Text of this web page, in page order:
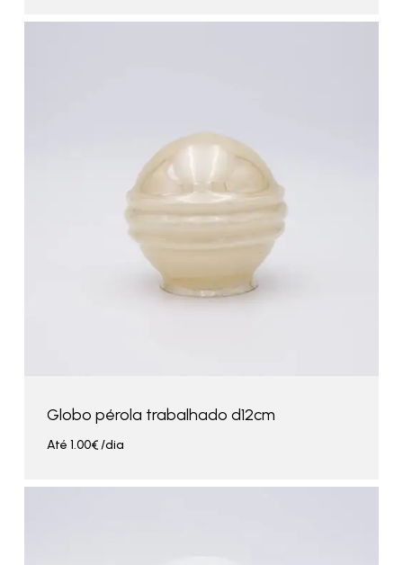
Globo pérola trabalhado d12cm
Até 1.00€/dia